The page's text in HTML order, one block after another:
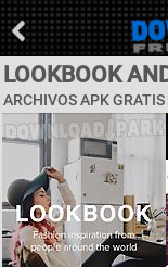
LOOKBOOK
ARCHIVOS APK